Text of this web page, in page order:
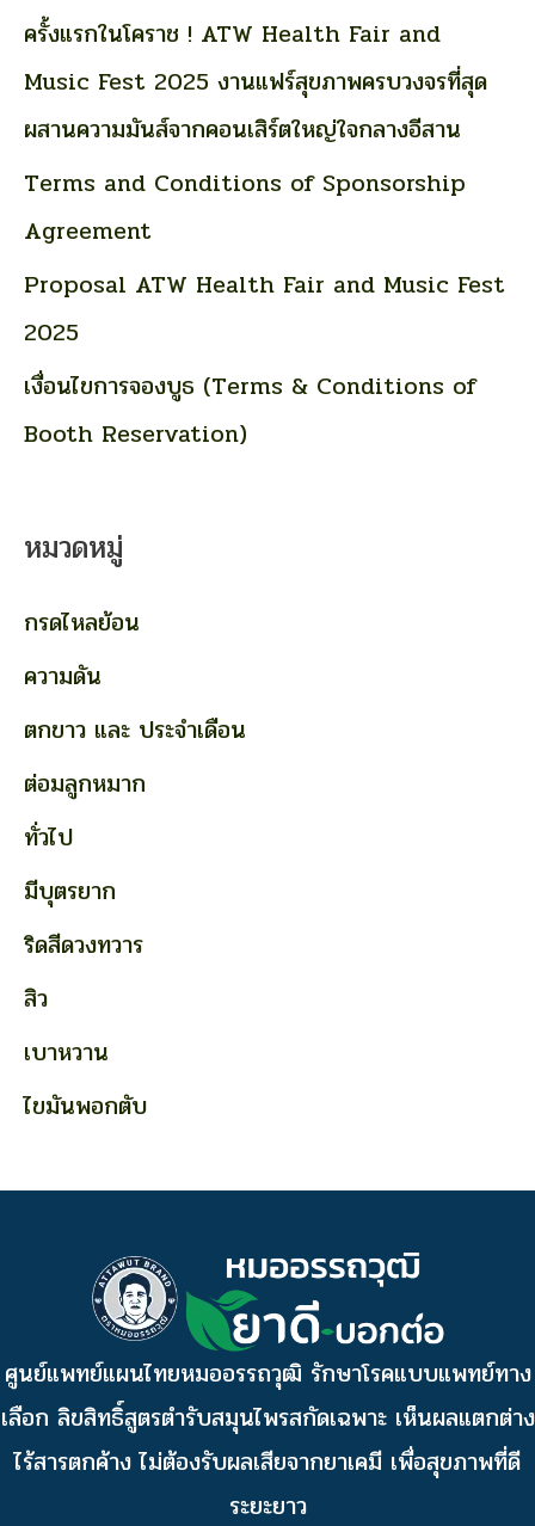
f
o
r
:
ครั้งแรกในโคราช ! ATW Health Fair and
Music Fest 2025 งานแฟร์สุขภาพครบวงจรที่สุด
ผสานความมันส์จากคอนเสิร์ตใหญ่ใจกลางอีสาน
Terms and Conditions of Sponsorship
Agreement
Proposal ATW Health Fair and Music Fest
2025
เงื่อนไขการจองบูธ (Terms & Conditions of
Booth Reservation)
หมวดหมู่
กรดไหลย้อน
ความดัน
ตกขาว และ ประจำเดือน
ต่อมลูกหมาก
ทั่วไป
มีบุตรยาก
ริดสีดวงทวาร
สิว
เบาหวาน
ไขมันพอกตับ
ศูนย์แพทย์แผนไทยหมออรรถวุฒิ รักษาโรคแบบแพทย์ทาง
เลือก ลิขสิทธิ์สูตรตำรับสมุนไพรสกัดเฉพาะ เห็นผลแตกต่าง
ไร้สารตกค้าง ไม่ต้องรับผลเสียจากยาเคมี เพื่อสุขภาพที่ดี
ระยะยาว